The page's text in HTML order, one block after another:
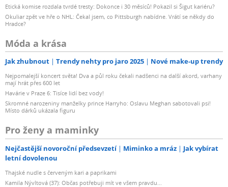
Etická komise rozdala tvrdé tresty: Dokonce i 30 měsíců! Pokazil si Šigut kariéru?
Okuliar zpět ve hře o NHL: Čekal jsem, co Pittsburgh nabídne. Vrátí se někdy do
Hradce?
Móda a krása
Jak zhubnout Trendy nehty pro jaro 2025 Nové make-up trendy
Nejpomalejší koncert světa! Dva a půl roku čekali nadšenci na další akord, varhany
mají hrát přes 600 let
Havárie v Praze 6: Tisíce lidí bez vody!
Skromné narozeniny manželky prince Harryho: Oslavu Meghan sabotovali psi!
Místo dárků ukázala figuru
Pro ženy a maminky
Nejčastější novoroční předsevzetí Miminko a mráz
Jak vybírat
letní dovolenou
Thajské nudle s červeným kari a paprikami
Kamila Nývltová (37): Občas potřebuji mít ve všem pravdu...